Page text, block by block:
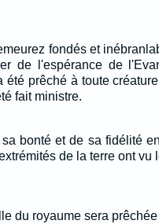
fondés et
de l'espérance de
été prêché à toute
fait ministre.
sa bonté et de sa fidélité
de la terre ont vu
du royaume sera